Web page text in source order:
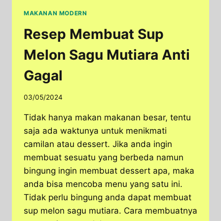
MAKANAN MODERN
Resep Membuat Sup
Melon Sagu Mutiara Anti
Gagal
03/05/2024
Tidak hanya makan makanan besar, tentu
saja ada waktunya untuk menikmati
camilan atau dessert. Jika anda ingin
membuat sesuatu yang berbeda namun
bingung ingin membuat dessert apa, maka
anda bisa mencoba menu yang satu ini.
Tidak perlu bingung anda dapat membuat
sup melon sagu mutiara. Cara membuatnya